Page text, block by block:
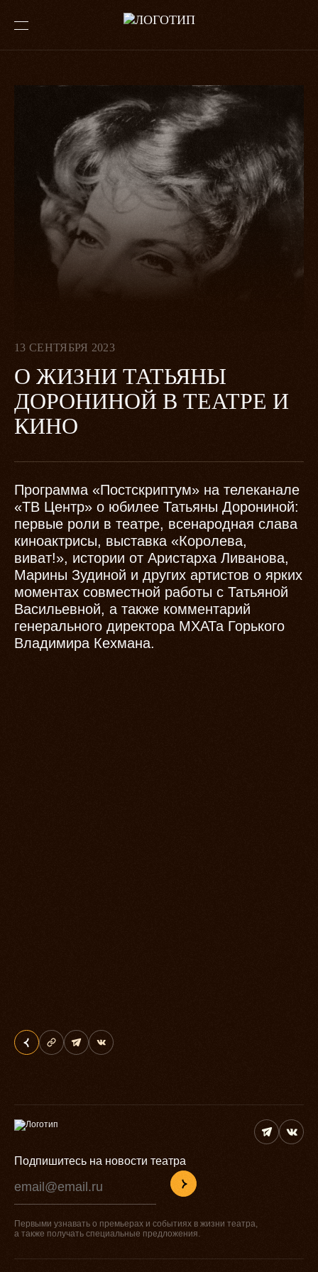
13 СЕНТЯБРЯ 2023
О ЖИЗНИ ТАТЬЯНЫ
ДОРОНИНОЙ В ТЕАТРЕ И
КИНО
Программа «Постскриптум» на телеканале
«ТВ Центр» о юбилее Татьяны Дорониной:
первые роли в театре, всенародная слава
киноактрисы, выставка «Королева,
виват!», истории от Аристарха Ливанова,
Марины Зудиной и других артистов о ярких
моментах совместной работы с Татьяной
Васильевной, а также комментарий
генерального директора МХАТа Горького
Владимира Кехмана.
Подпишитесь на новости театра
Первыми узнавать о премьерах и событиях в жизни театра,
а также получать специальные предложения.